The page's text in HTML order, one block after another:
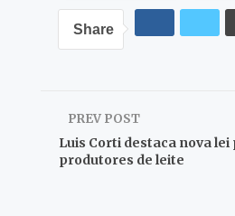
Share
PREV POST
Luis Corti destaca nova
produtores de leite